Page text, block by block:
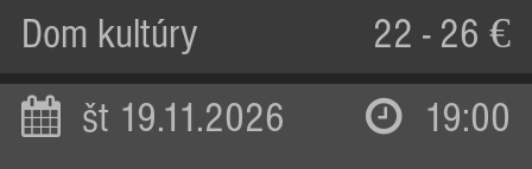
Dom kultúry 22 - 26 €
št 19.11.2026 19:00